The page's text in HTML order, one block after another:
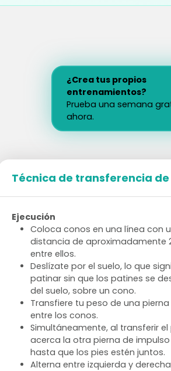
¿Crea tus propios
entrenamientos?
Prueba una semana
ahora.
Técnica de transferencia de
Ejecución
Coloca conos en una línea con
distancia de aproximadamente
entre ellos.
Deslízate por el suelo, lo que
patinar sin que los patines se
del suelo, sobre un cono.
Transfiere tu peso de una
entre los conos.
Simultáneamente, al transferir el
acerca la otra pierna de impulso
hasta que los pies estén juntos.
Alterna entre izquierda y